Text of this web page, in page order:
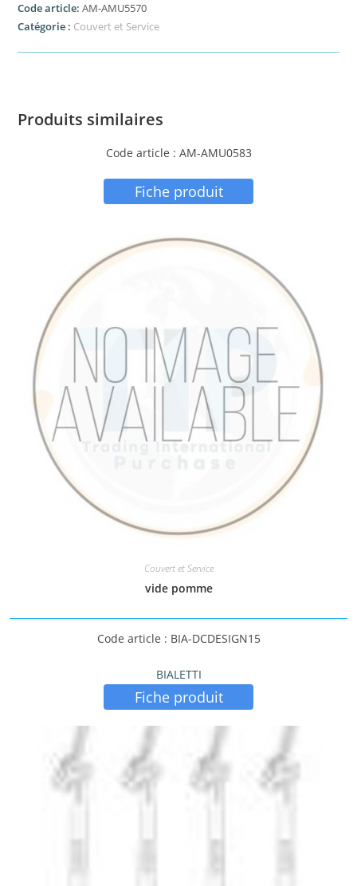
Code article:AM-AMU5570
Catégorie : Couvert et Service
Produits similaires
Code article : AM-AMU0583
Fiche produit
Couvert et Service
vide pomme
Code article : BIA-DCDESIGN15
BIALETTI
Fiche produit